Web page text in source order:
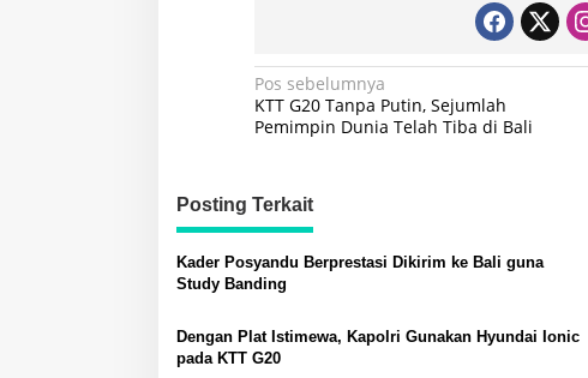
Navigasi
pos
Pos sebelumnya
KTT G20 Tanpa Putin, Sejumlah
Pemimpin Dunia Telah Tiba di Bali
Posting Terkait
Kader Posyandu Berprestasi Dikirim ke Bali guna
Study Banding
Dengan Plat Istimewa, Kapolri Gunakan Hyundai Ionic
pada KTT G20